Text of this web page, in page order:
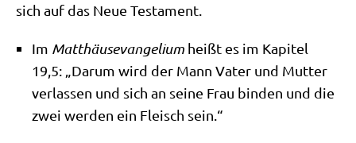
sich auf das Neue Testament.
Im Mat­thä­us­evan­ge­li­um heißt es im Kapi­tel
19,5: „Dar­um wird der Mann Vater und Mut­ter
ver­las­sen und sich an sei­ne Frau bin­den und die
zwei wer­den ein Fleisch sein.“